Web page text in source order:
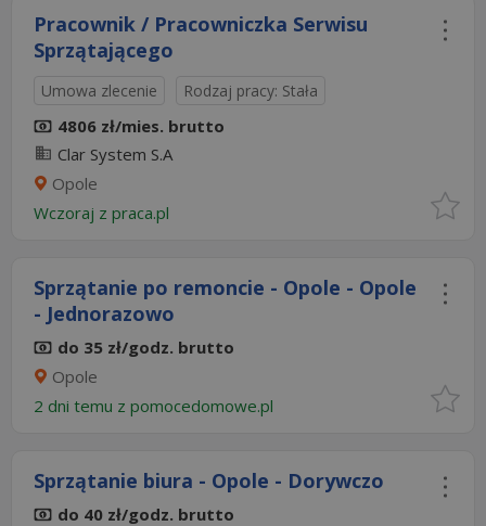
Pracownik / Pracowniczka Serwisu
Sprzątającego
Umowa zlecenie Rodzaj pracy: Stała
4806 zł/mies. brutto
Clar System S.A
Opole
Wczoraj z praca.pl
Sprzątanie po remoncie - Opole - Opole
- Jednorazowo
do 35 zł/godz. brutto
Opole
2 dni temu z pomocedomowe.pl
Sprzątanie biura - Opole - Dorywczo
do 40 zł/godz. brutto